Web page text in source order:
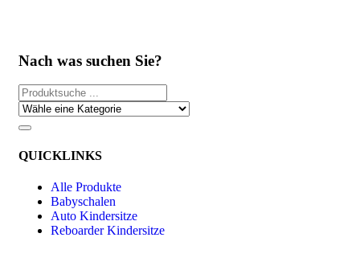
Nach was suchen Sie?
QUICKLINKS
Alle Produkte
Babyschalen
Auto Kindersitze
Reboarder Kindersitze